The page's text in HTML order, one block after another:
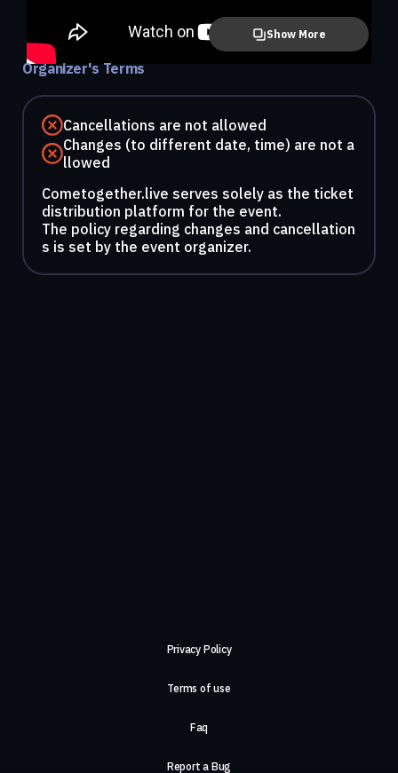
Show More
Organizer's Terms
Cancellations are not allowed
Changes (to different date, time) are not a
llowed
Cometogether.live serves solely as the ticket
distribution platform for the event.
The policy regarding changes and cancellation
s is set by the event organizer.
Privacy Policy
Terms of use
Faq
Report a Bug